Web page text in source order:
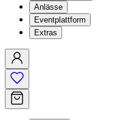
Anlässe
Eventplattform
Extras